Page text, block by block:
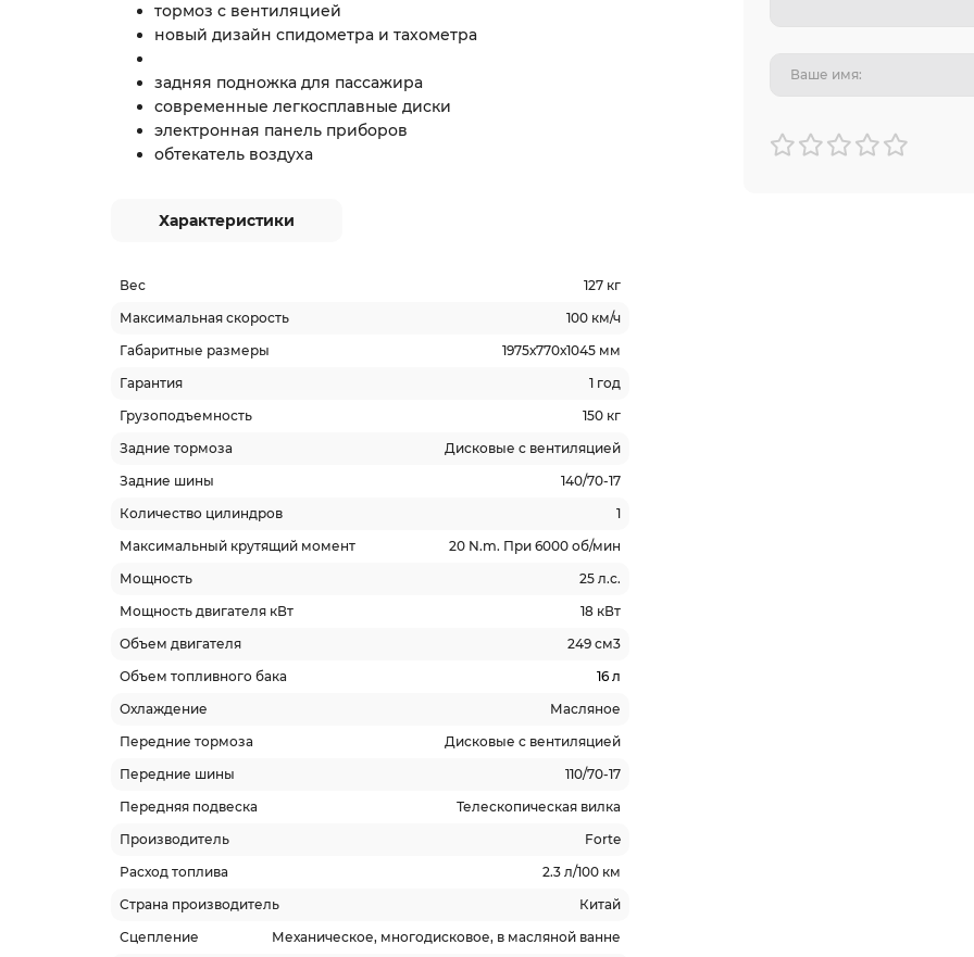
тормоз с вентиляцией
новый дизайн спидометра и тахометра
задняя подножка для пассажира
современные легкосплавные диски
электронная панель приборов
обтекатель воздуха
Характеристики
Вес
127 кг
Максимальная скорость
100 км/ч
Габаритные размеры
1975х770х1045 мм
Гарантия
1 год
Грузоподъемность
150 кг
Задние тормоза
Дисковые с вентиляцией
Задние шины
140/70-17
Количество цилиндров
1
Максимальный крутящий момент
20 N.m. При 6000 об/мин
Мощность
25 л.с.
Мощность двигателя кВт
18 кВт
Объем двигателя
249 см3
Объем топливного бака
16 л
Охлаждение
Масляное
Передние тормоза
Дисковые с вентиляцией
Передние шины
110/70-17
Передняя подвеска
Телескопическая вилка
Производитель
Forte
Расход топлива
2.3 л/100 км
Страна производитель
Китай
Сцепление
Механическое, многодисковое, в масляной ванне